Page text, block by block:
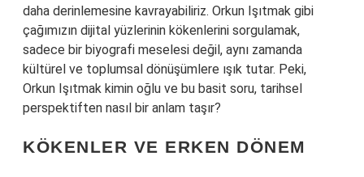
daha derinlemesine kavrayabiliriz. Orkun Işıtmak gibi
çağımızın dijital yüzlerinin kökenlerini sorgulamak,
sadece bir biyografi meselesi değil, aynı zamanda
kültürel ve toplumsal dönüşümlere ışık tutar. Peki,
Orkun Işıtmak kimin oğlu ve bu basit soru, tarihsel
perspektiften nasıl bir anlam taşır?
KÖKENLER VE ERKEN DÖNEM